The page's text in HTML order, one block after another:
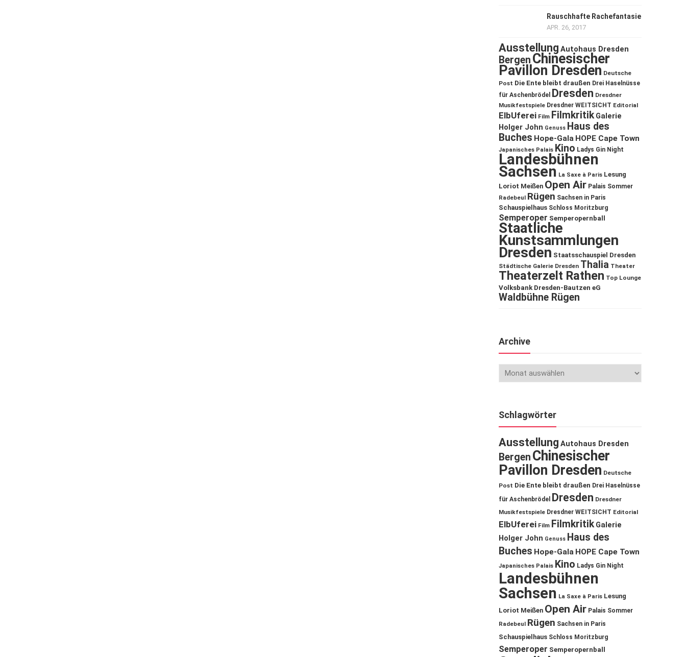
Rauschhafte Rachefantasie
APR. 26, 2017
Ausstellung Autohaus Dresden
Bergen Chinesischer
Pavillon Dresden Deutsche
Post Die Ente bleibt draußen Drei Haselnüsse
für Aschenbrödel
Dresden Dresdner
Musikfestspiele Dresdner WEITSICHT Editorial
ElbUferei Film Filmkritik Galerie
Holger John Genuss Haus des
Buches Hope-Gala HOPE Cape Town
Japanisches Palais Kino Ladys Gin Night
Landesbühnen
Sachsen La Saxe à Paris Lesung
Loriot Meißen Open Air Palais Sommer
Radebeul Rügen Sachsen in Paris
Schauspielhaus Schloss Moritzburg
Semperoper Semperopernball
Staatliche
Kunstsammlungen
Dresden Staatsschauspiel Dresden
Städtische Galerie Dresden Thalia Theater
Theaterzelt Rathen Top Lounge
Volksbank Dresden-Bautzen eG
Waldbühne Rügen
Archive
Schlagwörter
Ausstellung Autohaus Dresden
Bergen Chinesischer
Pavillon Dresden Deutsche
Post Die Ente bleibt draußen Drei Haselnüsse
für Aschenbrödel
Dresden Dresdner
Musikfestspiele Dresdner WEITSICHT Editorial
ElbUferei Film Filmkritik Galerie
Holger John Genuss Haus des
Buches Hope-Gala HOPE Cape Town
Japanisches Palais Kino Ladys Gin Night
Landesbühnen
Sachsen La Saxe à Paris Lesung
Loriot Meißen Open Air Palais Sommer
Radebeul Rügen Sachsen in Paris
Schauspielhaus Schloss Moritzburg
Semperoper Semperopernball